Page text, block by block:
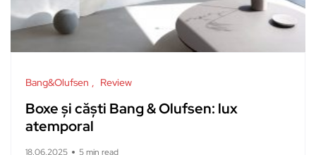
Bang&Olufsen Review
Boxe și căști Bang & Olufsen: lux
atemporal
18.06.2025 5 min read